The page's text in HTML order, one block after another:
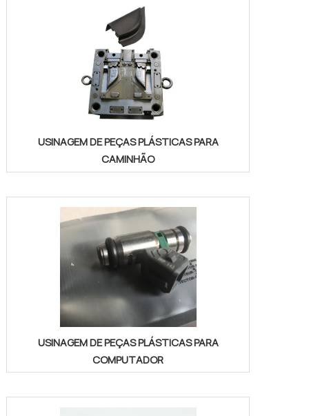
USINAGEM DE PEÇAS PLÁSTICAS PARA
CAMINHÃO
USINAGEM DE PEÇAS PLÁSTICAS PARA
COMPUTADOR